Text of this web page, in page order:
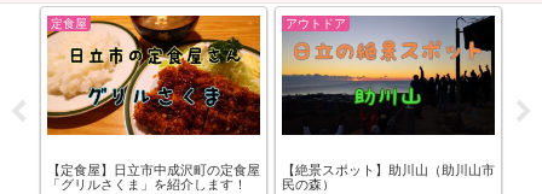
定食屋
【定食屋】日立市中成沢町の定食屋
「グリルさくま」を紹介します！
アウトドア
【絶景スポット】助川山（助川山市
民の森）